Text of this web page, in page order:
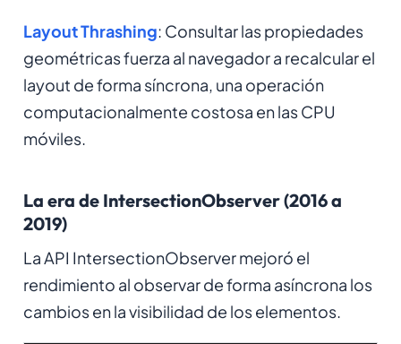
Layout Thrashing: Consultar las propiedades
geométricas fuerza al navegador a recalcular el
layout de forma síncrona, una operación
computacionalmente costosa en las CPU
móviles.
La era de IntersectionObserver (2016 a
2019)
La API IntersectionObserver mejoró el
rendimiento al observar de forma asíncrona los
cambios en la visibilidad de los elementos.